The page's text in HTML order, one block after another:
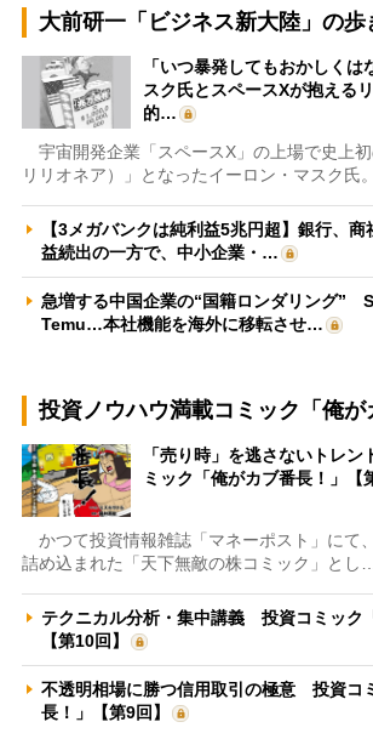
大前研一「ビジネス新大陸」の歩
「いつ暴発してもおかしく
スク氏とスペースXが抱える
的…
宇宙開発企業「スペースX」の上場で史上
リリオネア）」となったイーロン・マスク氏
【3メガバンクは純利益5兆円超】銀行、
益続出の一方で、中小企業・…
急増する中国企業の“国籍ロンダリング”
Temu…本社機能を海外に移転させ…
投資ノウハウ満載コミック「俺が
「売り時」を逃さないトレ
ミック「俺がカブ番長！」【
かつて投資情報雑誌「マネーポスト」にて
詰め込まれた「天下無敵の株コミック」とし…
テクニカル分析・集中講義 投資コミック
【第10回】
不透明相場に勝つ信用取引の極意 投資コ
長！」【第9回】